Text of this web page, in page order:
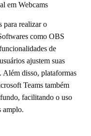
em Webcams
para realizar o
como OBS
de
ajustem suas
Além disso, plataformas
Teams também
facilitando o uso
amplo.